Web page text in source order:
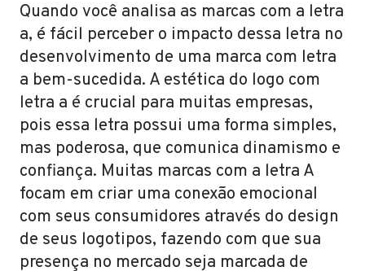
Quando você analisa as marcas com a letra
a, é fácil perceber o impacto dessa letra no
desenvolvimento de uma marca com letra
a bem-sucedida. A estética do logo com
letra a é crucial para muitas empresas,
pois essa letra possui uma forma simples,
mas poderosa, que comunica dinamismo e
confiança. Muitas marcas com a letra A
focam em criar uma conexão emocional
com seus consumidores através do design
de seus logotipos, fazendo com que sua
presença no mercado seja marcada de